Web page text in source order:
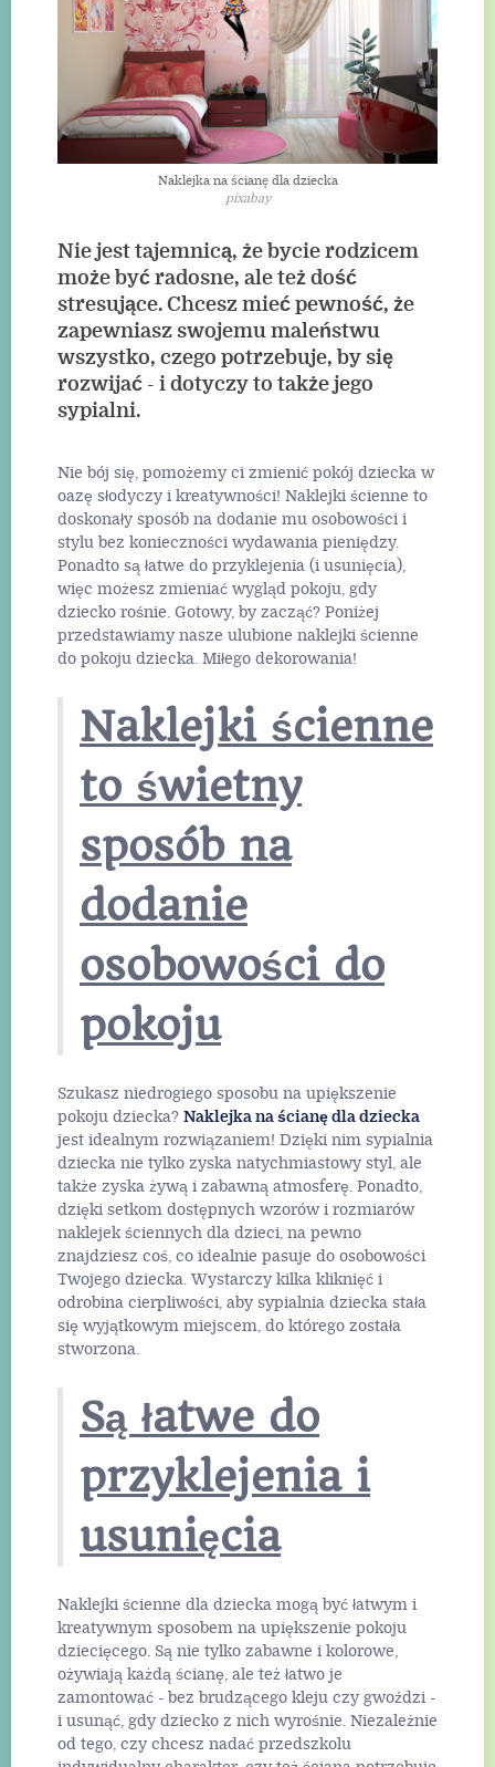
Naklejka na ścianę dla dziecka
pixabay
Nie jest tajemnicą, że bycie rodzicem
może być radosne, ale też dość
stresujące. Chcesz mieć pewność, że
zapewniasz swojemu maleństwu
wszystko, czego potrzebuje, by się
rozwijać - i dotyczy to także jego
sypialni.
Nie bój się, pomożemy ci zmienić pokój dziecka w
oazę słodyczy i kreatywności! Naklejki ścienne to
doskonały sposób na dodanie mu osobowości i
stylu bez konieczności wydawania pieniędzy.
Ponadto są łatwe do przyklejenia (i usunięcia),
więc możesz zmieniać wygląd pokoju, gdy
dziecko rośnie. Gotowy, by zacząć? Poniżej
przedstawiamy nasze ulubione naklejki ścienne
do pokoju dziecka. Miłego dekorowania!
Naklejki ścienne
to świetny
sposób na
dodanie
osobowości do
pokoju
Szukasz niedrogiego sposobu na upiększenie
pokoju dziecka? Naklejka na ścianę dla dziecka
jest idealnym rozwiązaniem! Dzięki nim sypialnia
dziecka nie tylko zyska natychmiastowy styl, ale
także zyska żywą i zabawną atmosferę. Ponadto,
dzięki setkom dostępnych wzorów i rozmiarów
naklejek ściennych dla dzieci, na pewno
znajdziesz coś, co idealnie pasuje do osobowości
Twojego dziecka. Wystarczy kilka kliknięć i
odrobina cierpliwości, aby sypialnia dziecka stała
się wyjątkowym miejscem, do którego została
stworzona.
Są łatwe do
przyklejenia i
usunięcia
Naklejki ścienne dla dziecka mogą być łatwym i
kreatywnym sposobem na upiększenie pokoju
dziecięcego. Są nie tylko zabawne i kolorowe,
ożywiają każdą ścianę, ale też łatwo je
zamontować - bez brudzącego kleju czy gwoździ -
i usunąć, gdy dziecko z nich wyrośnie. Niezależnie
od tego, czy chcesz nadać przedszkolu